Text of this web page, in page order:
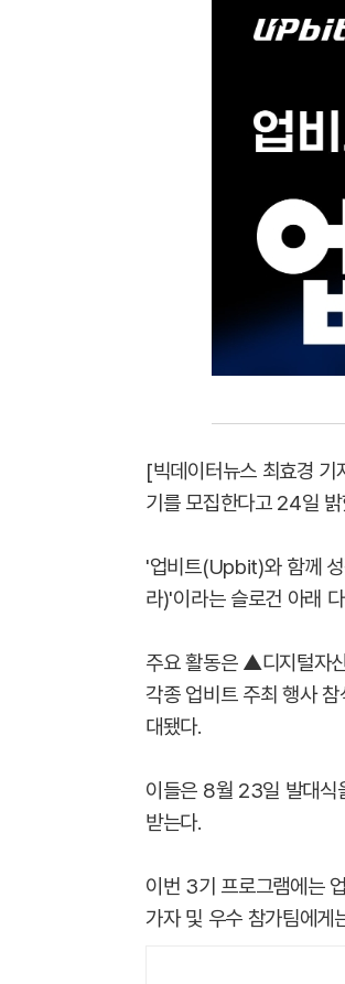
[빅데이터뉴스 최효경
기를 모집한다고 24일 밝
'업비트(Upbit)와 함께
라)'이라는 슬로건 아래
주요 활동은 ▲디지털자
각종 업비트 주최 행사
대됐다.
이들은 8월 23일 발대식
받는다.
이번 3기 프로그램에는
가자 및 우수 참가팀에게